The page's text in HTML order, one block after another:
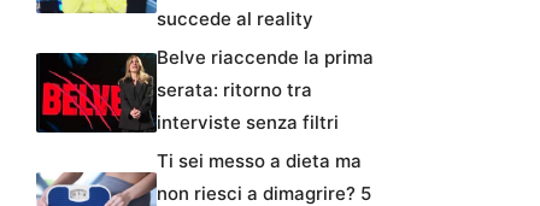
succede al reality
Belve riaccende la prima
serata: ritorno tra
interviste senza filtri
Ti sei messo a dieta ma
non riesci a dimagrire? 5